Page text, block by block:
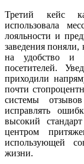
Третий кейс
использовала
лояльности и
заведения поняли,
на удобство и
посетителей.
приходили
почти
системы
исправлять
высокий
центром
использующей
жизни.